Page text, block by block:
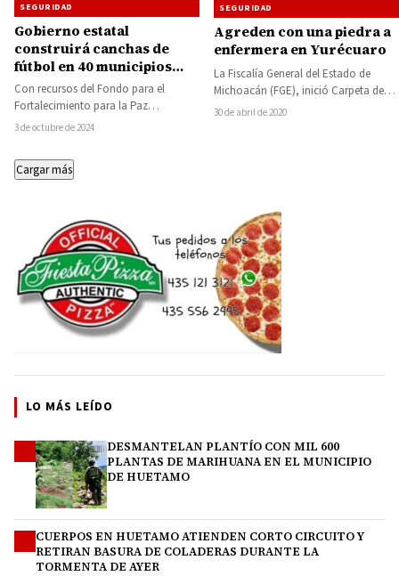
SEGURIDAD
Gobierno estatal
construirá canchas de
fútbol en 40 municipios
incluyendo San Lucas,
Huetamo y Tacámbaro
como estrategia para
Con recursos del Fondo para el
Fortalecimiento para la Paz
(Fortapaz) el Gobierno estatal
3 de octubre de 2024
SEGURIDAD
Agreden con una piedra a
enfermera en Yurécuaro
La Fiscalía General del Estado de
Michoacán (FGE), inició Carpeta de
Investigación con relación a una
30 de abril de 2020
Cargar más
LO MÁS LEÍDO
DESMANTELAN PLANTÍO CON MIL 600
PLANTAS DE MARIHUANA EN EL MUNICIPIO
DE HUETAMO
CUERPOS EN HUETAMO ATIENDEN CORTO CIRCUITO Y
RETIRAN BASURA DE COLADERAS DURANTE LA
TORMENTA DE AYER